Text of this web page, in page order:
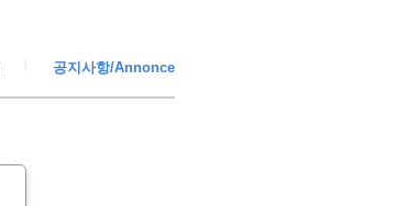
공지사항/Annonce